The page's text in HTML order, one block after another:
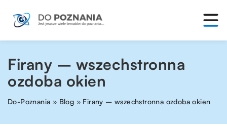
Firany – wszechstronna
ozdoba okien
Do-Poznania » Blog » Firany – wszechstronna ozdoba okien